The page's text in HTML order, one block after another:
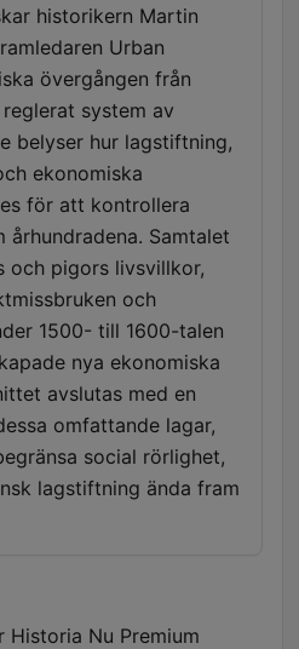
historikern Martin
Urban
övergången från
system av
belyser hur lagstiftning,
ekonomiska
för att kontrollera
århundradena. Samtalet
och pigors livsvillkor,
och
1500- till 1600-talen
nya ekonomiska
avslutas med en
omfattande lagar,
social rörlighet,
lagstiftning ända fram
Historia Nu Premium